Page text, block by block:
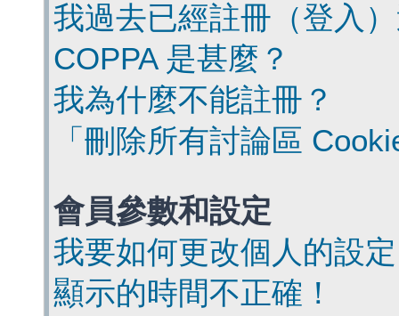
我過去已經註冊（登入
COPPA 是甚麼？
我為什麼不能註冊？
「刪除所有討論區
會員參數和設定
我要如何更改個人的設
顯示的時間不正確！